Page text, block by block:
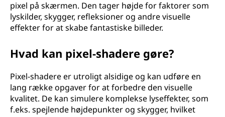
pixel på skærmen. Den tager højde for faktorer som
lyskilder, skygger, refleksioner og andre visuelle
effekter for at skabe fantastiske billeder.
Hvad kan pixel-shadere gøre?
Pixel-shadere er utroligt alsidige og kan udføre en
lang række opgaver for at forbedre den visuelle
kvalitet. De kan simulere komplekse lyseffekter, som
f.eks. spejlende højdepunkter og skygger, hvilket